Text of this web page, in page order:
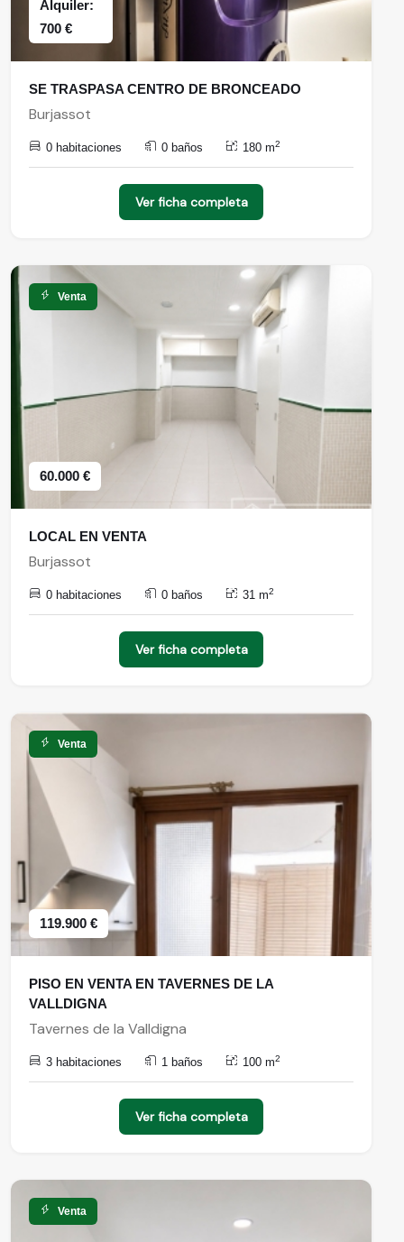
Alquiler:
700 €
SE TRASPASA CENTRO DE BRONCEADO
Burjassot
0 habitaciones 0 baños 180 m2
Ver ficha completa
Venta
60.000 €
LOCAL EN VENTA
Burjassot
0 habitaciones 0 baños 31 m2
Ver ficha completa
Venta
119.900 €
PISO EN VENTA EN TAVERNES DE LA
VALLDIGNA
Tavernes de la Valldigna
3 habitaciones 1 baños 100 m2
Ver ficha completa
Venta